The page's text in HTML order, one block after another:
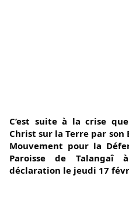
C’est suite à la crise
Christ sur la Terre par son
Mouvement pour la
Paroisse de
déclaration le jeudi 17